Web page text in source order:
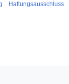
Haftungsausschluss